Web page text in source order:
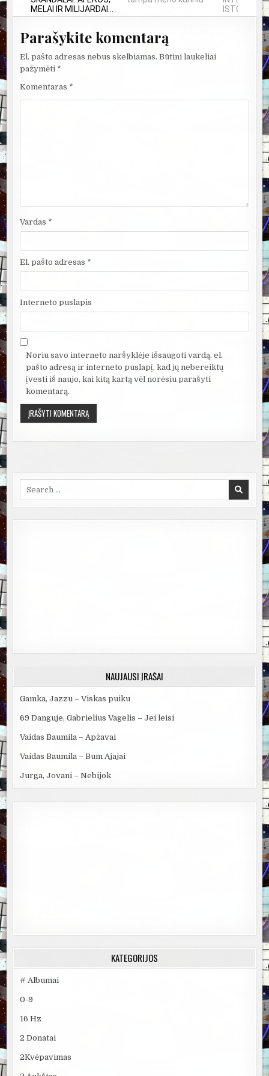
MELAI IR MILIJARDAI...
ISTORIJA
Parašykite komentarą
El. pašto adresas nebus skelbiamas. Būtini laukeliai
pažymėti *
Komentaras *
Vardas *
El. pašto adresas *
Interneto puslapis
Noriu savo interneto naršyklėje išsaugoti vardą, el.
pašto adresą ir interneto puslapį, kad jų nebereiktų
įvesti iš naujo, kai kitą kartą vėl norėsiu parašyti
komentarą.
NAUJAUSI ĮRAŠAI
Gamka, Jazzu – Viskas puiku
69 Danguje, Gabrielius Vagelis – Jei leisi
Vaidas Baumila – Apžavai
Vaidas Baumila – Bum Ajajai
Jurga, Jovani – Nebijok
KATEGORIJOS
# Albumai
0-9
16 Hz
2 Donatai
2Kvėpavimas